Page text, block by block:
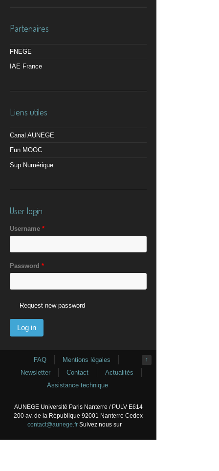
Partenaires
FNEGE
IAE France
Liens utiles
Canal AUNEGE
Fun MOOC
Sup Numérique
User login
Username *
Password *
Request new password
↑
FAQ
Mentions légales
Newsletter
Contact
Actualités
Assistance technique
AUNEGE Université Paris Nanterre / PULV E614
200 av. de la République 92001 Nanterre Cedex
contact@aunege.frSuivez nous sur